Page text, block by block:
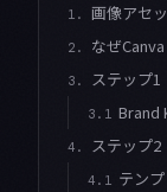
1. 画像アセ
2. なぜ
3. ステップ
3.1 Brand
4. ステップ
4.1 テン